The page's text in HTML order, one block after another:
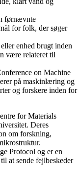
førnævnte
for folk, der søger
enhed brugt inden
være relateret til
on Machine
på maskinlæring og
og forskere inden for
for Materials
Deres
om forskning,
Protocol og er en
at sende fejlbeskeder